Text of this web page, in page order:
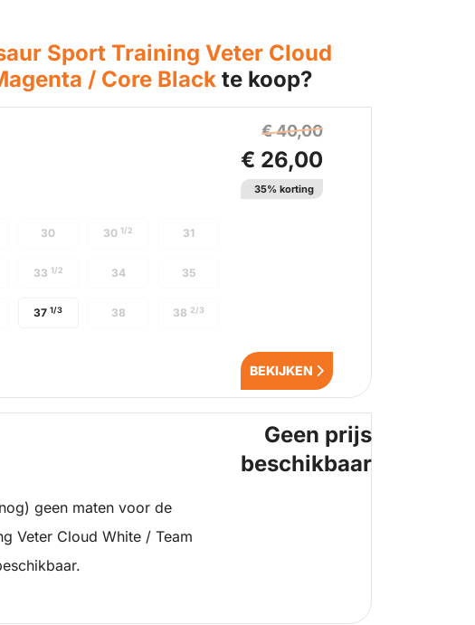
Sport Training Veter Cloud
/ Core Black te koop?
geen maten voor de
Veter Cloud White / Team
Geen prijs
beschikbaar
371/3
30 301/2 31
33 1/2 34 35
38 38 2/3
€ 40,00
€ 26,00
35% korting
BEKIJKEN